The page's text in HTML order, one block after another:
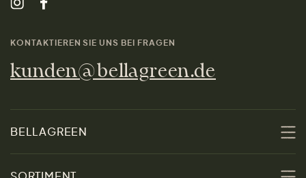
KONTAKTIEREN SIE UNS BEI FRAGEN
kunden@bellagreen.de
BELLAGREEN